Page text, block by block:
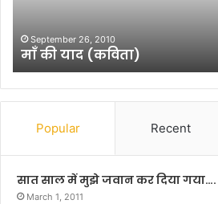
धी
की
क्ष
ति
December 16, 2013
. . .एक और गाँधी की क्षति
Popular Recent
सात साल में मुझे जवान कर दिया गया….
March 1, 2011